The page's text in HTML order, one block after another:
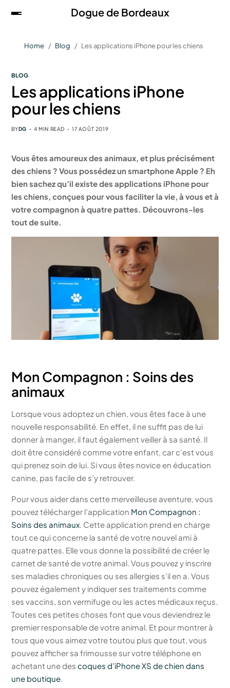
Dogue de Bordeaux
Home Blog Les applications iPhone pour les chiens
BLOG
Les applications iPhone
pour les chiens
BYDG 4 MIN READ 17 AOÛT 2019
Vous êtes amoureux des animaux, et plus précisément
des chiens ? Vous possédez un smartphone Apple ? Eh
bien sachez qu’il existe des applications iPhone pour
les chiens, conçues pour vous faciliter la vie, à vous et à
votre compagnon à quatre pattes. Découvrons-les
tout de suite.
Mon Compagnon : Soins des
animaux
Lorsque vous adoptez un chien, vous êtes face à une
nouvelle responsabilité. En effet, il ne suffit pas de lui
donner à manger, il faut également veiller à sa santé. Il
doit être considéré comme votre enfant, car c’est vous
qui prenez soin de lui. Si vous êtes novice en éducation
canine, pas facile de s’y retrouver.
Pour vous aider dans cette merveilleuse aventure, vous
pouvez télécharger l’application Mon Compagnon :
Soins des animaux. Cette application prend en charge
tout ce qui concerne la santé de votre nouvel ami à
quatre pattes. Elle vous donne la possibilité de créer le
carnet de santé de votre animal. Vous pouvez y inscrire
ses maladies chroniques ou ses allergies s’il en a. Vous
pouvez également y indiquer ses traitements comme
ses vaccins, son vermifuge ou les actes médicaux reçus.
Toutes ces petites choses font que vous deviendrez le
premier responsable de votre animal. Et pour montrer à
tous que vous aimez votre toutou plus que tout, vous
pouvez afficher sa frimousse sur votre téléphone en
achetant une des coques d’iPhone XS de chien dans
une boutique.